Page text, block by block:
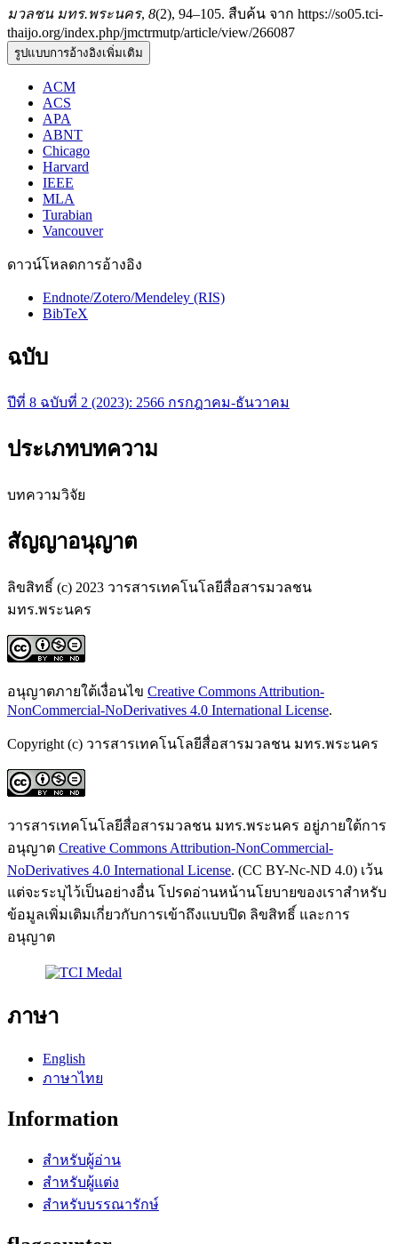
มวลชน มทร.พระนคร, 8(2), 94–105. สืบค้น จาก https://so05.tci-
thaijo.org/index.php/jmctrmutp/article/view/266087
รูปแบบการอ้างอิงเพิ่มเติม
ACM
ACS
APA
ABNT
Chicago
Harvard
IEEE
MLA
Turabian
Vancouver
ดาวน์โหลดการอ้างอิง
Endnote/Zotero/Mendeley (RIS)
BibTeX
ฉบับ
ปีที่ 8 ฉบับที่ 2 (2023): 2566 กรกฎาคม-ธันวาคม
ประเภทบทความ
บทความวิจัย
สัญญาอนุญาต
ลิขสิทธิ์ (c) 2023 วารสารเทคโนโลยีสื่อสารมวลชน
มทร.พระนคร
อนุญาตภายใต้เงื่อนไข Creative Commons Attribution-
NonCommercial-NoDerivatives 4.0 International License.
Copyright (c) วารสารเทคโนโลยีสื่อสารมวลชน มทร.พระนคร
วารสารเทคโนโลยีสื่อสารมวลชน มทร.พระนคร อยู่ภายใต้การ
อนุญาต Creative Commons Attribution-NonCommercial-
NoDerivatives 4.0 International License. (CC BY-Nc-ND 4.0) เว้น
แต่จะระบุไว้เป็นอย่างอื่น โปรดอ่านหน้านโยบายของเราสำหรับ
ข้อมูลเพิ่มเติมเกี่ยวกับการเข้าถึงแบบปิด ลิขสิทธิ์ และการ
อนุญาต
ภาษา
English
ภาษาไทย
Information
สำหรับผู้อ่าน
สำหรับผู้แต่ง
สำหรับบรรณารักษ์